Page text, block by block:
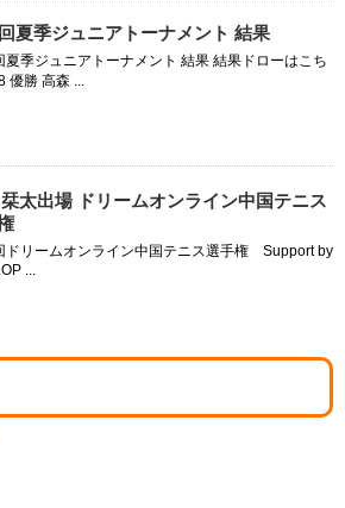
夏季ジュニアトーナメント 結果
夏季ジュニアトーナメント 結果 結果ドローはこち
優勝 高森 ...
太出場 ドリームオンライン中国テニス
ドリームオンライン中国テニス選手権 Support by
...